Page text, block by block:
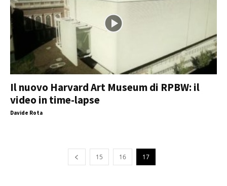
Il nuovo Harvard Art Museum di RPBW: il
video in time-lapse
Davide Rota
15 16 17